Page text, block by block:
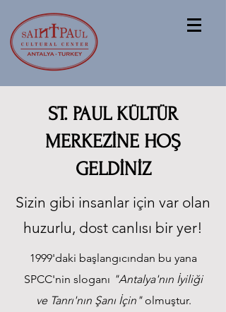
ST. PAUL KÜLTÜR
MERKEZİNE HOŞ
GELDİNİZ
Sizin gibi insanlar için var olan
huzurlu, dost canlısı bir yer!
1999'daki başlangıcından bu yana
SPCC'nin sloganı "Antalya'nın İyiliği
ve Tanrı'nın Şanı İçin"olmuştur.
Paul's
Place